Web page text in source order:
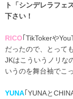
ト「シンデレラフェ
下さい！
RICO ｢TikTokerや
だったので、とって
JKはこういうノリな
いうのを舞台袖でこ
YUNA ｢YUNAと